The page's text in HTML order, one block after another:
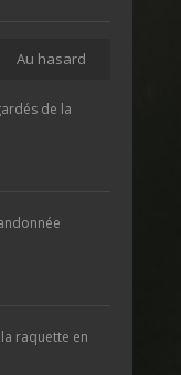
Au hasard
de la
raquette en